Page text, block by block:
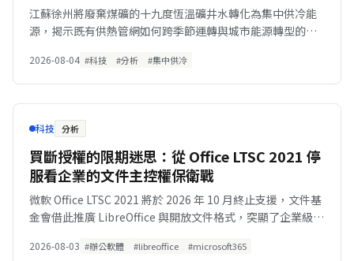
江蘇徐州將廢棄煤礦的十九度恆溫礦井水轉化為集中供冷能
源，揭示既有供熱管網如何跨季節運轉與城市能源轉型的基
2026-08-04 #科技 #分析 #集中供冷
科技 分析
買斷授權的限期迷思：從 Office LTSC 2021 停
服看企業的文件主控權保衛戰
微軟 Office LTSC 2021 將於 2026 年 10 月終止支援，文件基
金會借此推廣 LibreOffice 與開放文件格式，突顯了企業級生
2026-08-03 #辦公軟體 #libreoffice #microsoft365